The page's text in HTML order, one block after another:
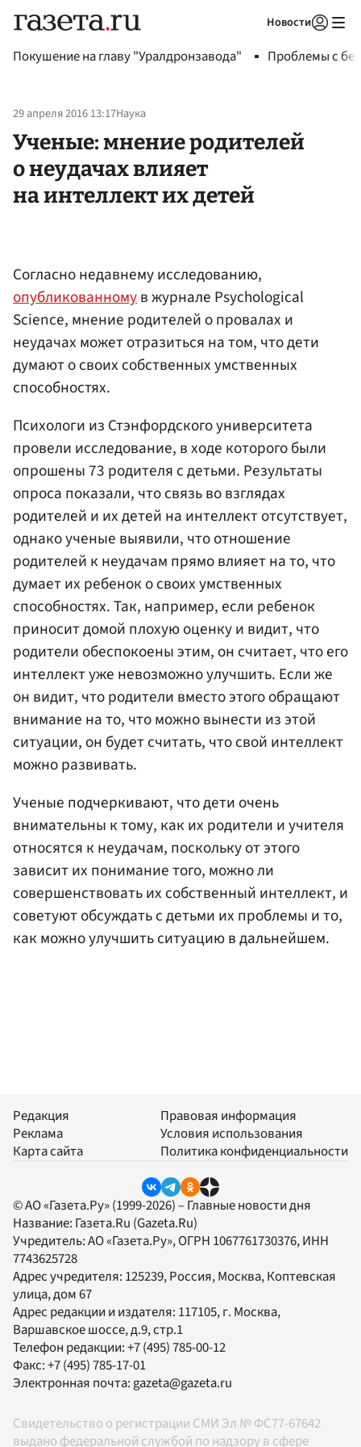
Новости
Покушение на главу "Уралдронзавода" Проблемы с
29 апреля 2016 13:17Наука
Ученые: мнение родителей
о неудачах влияет
на интеллект их детей
Согласно недавнему исследованию,
опубликованномув журнале Psychological
Science, мнение родителей о провалах и
неудачах может отразиться на том, что дети
думают о своих собственных умственных
способностях.
Психологи из Стэнфордского университета
провели исследование, в ходе которого были
опрошены 73 родителя с детьми. Результаты
опроса показали, что связь во взглядах
родителей и их детей на интеллект отсутствует,
однако ученые выявили, что отношение
родителей к неудачам прямо влияет на то, что
думает их ребенок о своих умственных
способностях. Так, например, если ребенок
приносит домой плохую оценку и видит, что
родители обеспокоены этим, он считает, что его
интеллект уже невозможно улучшить. Если же
он видит, что родители вместо этого обращают
внимание на то, что можно вынести из этой
ситуации, он будет считать, что свой интеллект
можно развивать.
Ученые подчеркивают, что дети очень
внимательны к тому, как их родители и учителя
относятся к неудачам, поскольку от этого
зависит их понимание того, можно ли
совершенствовать их собственный интеллект, и
советуют обсуждать с детьми их проблемы и то,
как можно улучшить ситуацию в дальнейшем.
Редакция
Реклама
Карта сайта
Правовая информация
Условия использования
Политика конфиденциальности
© АО «Газета.Ру» (1999-2026) – Главные новости дня
Название: Газета.Ru (Gazeta.Ru)
Учредитель:АО «Газета.Ру», ОГРН 1067761730376, ИНН
7743625728
Адрес учредителя: 125239, Россия, Москва, Коптевская
улица, дом 67
Адрес редакции и издателя: 117105, г. Москва,
Варшавское шоссе, д.9, стр.1
Телефон редакции:+7 (495) 785-00-12
Факс:+7 (495) 785-17-01
Электронная почта: gazeta@gazeta.ru
Свидетельство о регистрации СМИ Эл № ФС77-67642
выдано федеральной службой по надзору в сфере